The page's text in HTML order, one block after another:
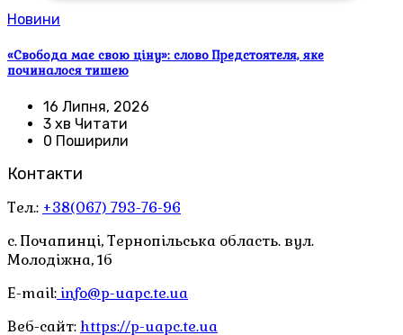
Новини
«Свобода має свою ціну»: слово Предстоятеля, яке
починалося тишею
16 Липня, 2026
3 хв Читати
0 Поширили
Контакти
Тел.: +38(067) 793-76-96
с. Почапинці, Тернопільська область. вул.
Молодіжна, 1б
E-mail: info@p-uapc.te.ua
Веб-сайт: https://p-uapc.te.ua